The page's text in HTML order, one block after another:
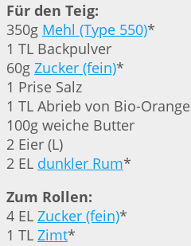
Für den Teig:
350g Mehl (Type 550)*
1 TL Backpulver
60g Zucker (fein)*
1 Prise Salz
1 TL Abrieb von Bio-Orange
100g weiche Butter
2 Eier (L)
2 EL dunkler Rum*
Zum Rollen:
4 EL Zucker (fein)*
1 TL Zimt*